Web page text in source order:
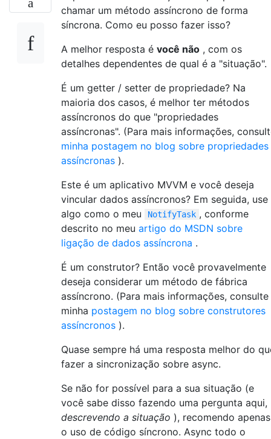
chamar um método assíncrono de forma
síncrona. Como eu posso fazer isso?
A melhor resposta é você não , com os
detalhes dependentes de qual é a "situação".
É um getter / setter de propriedade? Na
maioria dos casos, é melhor ter métodos
assíncronos do que "propriedades
assíncronas". (Para mais informações,
minha postagem no blog sobre propriedades
assíncronas ).
Este é um aplicativo MVVM e você deseja
vincular dados assíncronos? Em seguida, use
algo como o meu
NotifyTask , conforme
descrito no meu artigo do MSDN sobre
ligação de dados assíncrona .
É um construtor? Então você provavelmente
deseja considerar um método de fábrica
assíncrono. (Para mais informações, consulte
minha postagem no blog sobre construtores
assíncronos ).
Quase sempre há uma resposta melhor do
fazer a sincronização sobre async.
Se não for possível para a sua situação (e
você sabe disso fazendo uma pergunta aqui,
descrevendo a situação ), recomendo apenas
o uso de código síncrono. Async todo o